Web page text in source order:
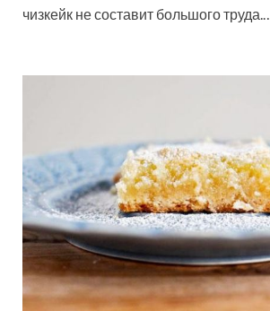
чизкейк не составит большого